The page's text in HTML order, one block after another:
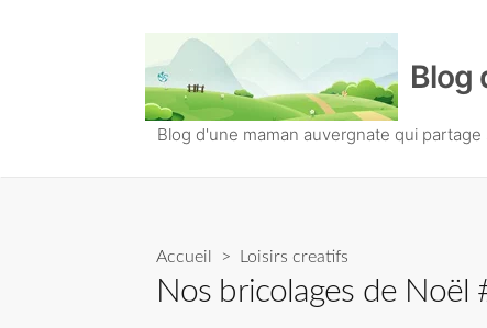
c
Blog
Blog d'une maman auvergnate qui
Accueil > Loisirs creatifs
Nos bricolages de Noël